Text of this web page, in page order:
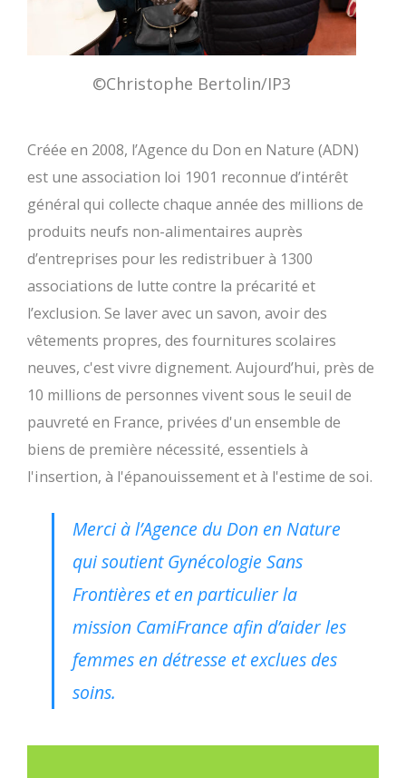
©Christophe Bertolin/IP3
Créée en 2008, l’Agence du Don en Nature (ADN)
est une association loi 1901 reconnue d’intérêt
général qui collecte chaque année des millions de
produits neufs non-alimentaires auprès
d’entreprises pour les redistribuer à 1300
associations de lutte contre la précarité et
l’exclusion. Se laver avec un savon, avoir des
vêtements propres, des fournitures scolaires
neuves, c'est vivre dignement. Aujourd’hui, près de
10 millions de personnes vivent sous le seuil de
pauvreté en France, privées d'un ensemble de
biens de première nécessité, essentiels à
l'insertion, à l'épanouissement et à l'estime de soi.
Merci à l’Agence du Don en Nature
qui soutient Gynécologie Sans
Frontières et en particulier la
mission CamiFrance afin d’aider les
femmes en détresse et exclues des
soins.